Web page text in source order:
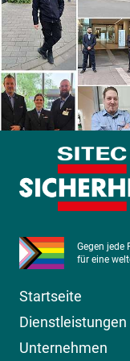
Gegen jede
für eine
Startseite
Dienstleistungen
Unternehmen